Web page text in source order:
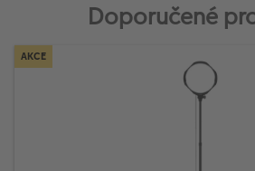
Doporučené
AKCE